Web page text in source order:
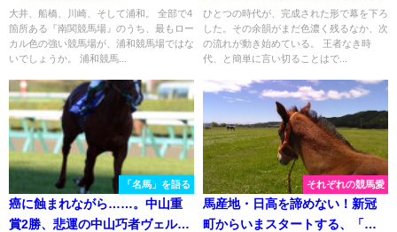
大井、船橋、川崎、そして浦和。 全部で4
箇所ある『南関競馬場』のうち、最もロー
カル色の強い競馬場が、浦和競馬場ではな
いでしょうか。 浦和競馬...
ンプ
ひとつの時代が、完成された形で幕を下ろ
した。その余韻がまだ色濃く残るなか、次
の流れが動き始めている。 王者なき時
代、と簡単に言い切ることはで...
「名馬」を語る
癌に蝕まれながら……。中山重
賞2勝、悲運の中山巧者ヴェルデ
それぞれの競馬愛
馬産地・日高を諦めない！新冠
町からいまスタートする、「サ